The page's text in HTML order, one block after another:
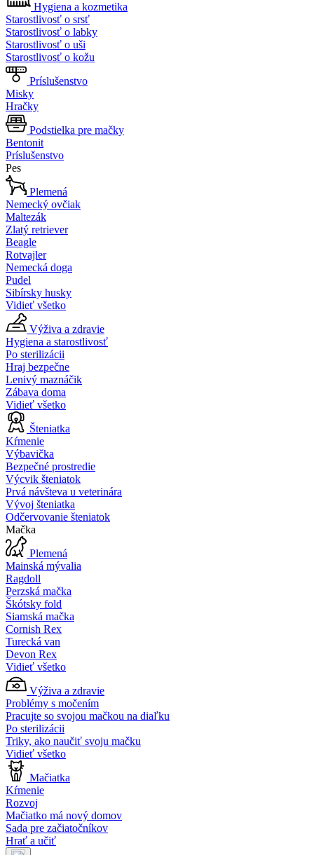
Hygiena a kozmetika
Starostlivosť o srsť
Starostlivosť o labky
Starostlivosť o uši
Starostlivosť o kožu
Príslušenstvo
Misky
Hračky
Podstielka pre mačky
Bentonit
Príslušenstvo
Pes
Plemená
Nemecký ovčiak
Maltezák
Zlatý retriever
Beagle
Rotvajler
Nemecká doga
Pudel
Sibírsky husky
Vidieť všetko
Výživa a zdravie
Hygiena a starostlivosť
Po sterilizácii
Hraj bezpečne
Lenivý maznáčik
Zábava doma
Vidieť všetko
Šteniatka
Kŕmenie
Výbavička
Bezpečné prostredie
Výcvik šteniatok
Prvá návšteva u veterinára
Vývoj šteniatka
Odčervovanie šteniatok
Mačka
Plemená
Mainská mývalia
Ragdoll
Perzská mačka
Škótsky fold
Siamská mačka
Cornish Rex
Turecká van
Devon Rex
Vidieť všetko
Výživa a zdravie
Problémy s močením
Pracujte so svojou mačkou na diaľku
Po sterilizácii
Triky, ako naučiť svoju mačku
Vidieť všetko
Mačiatka
Kŕmenie
Rozvoj
Mačiatko má nový domov
Sada pre začiatočníkov
Hrať a učiť